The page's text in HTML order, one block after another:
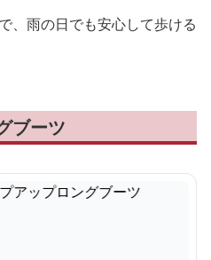
、雨の日でも安心して歩ける
ブーツ